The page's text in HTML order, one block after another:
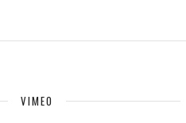
VIMEO